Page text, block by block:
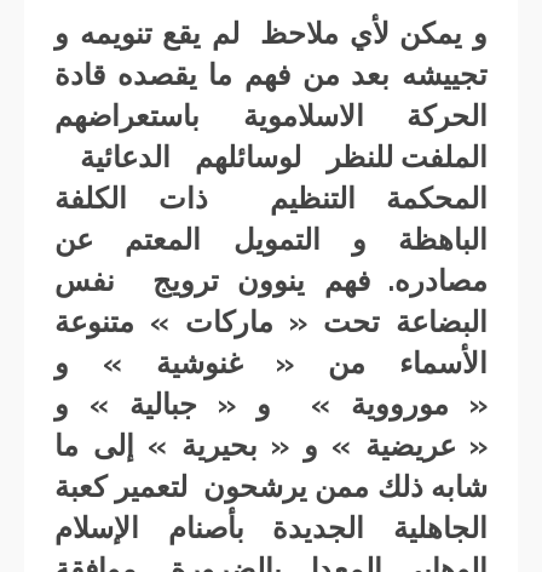
و يمكن لأي ملاحظ لم يقع تنويمه و
تجييشه بعد من فهم ما يقصده قادة
الحركة الاسلاموية باستعراضهم
الملفت للنظر لوسائلهم الدعائية
المحكمة التنظيم ذات الكلفة
الباهظة و التمويل المعتم عن
مصادره. فهم ينوون ترويج نفس
البضاعة تحت « ماركات » متنوعة
الأسماء من « غنوشية » و
« مورووية » و « جبالية » و
« عريضية » و « بحيرية » إلى ما
شابه ذلك ممن يرشحون لتعمير كعبة
الجاهلية الجديدة بأصنام الإسلام